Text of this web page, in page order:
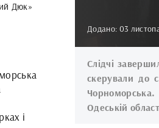
Додано: 03
Слідчі
скерували до
Одеській
Дюк»
і